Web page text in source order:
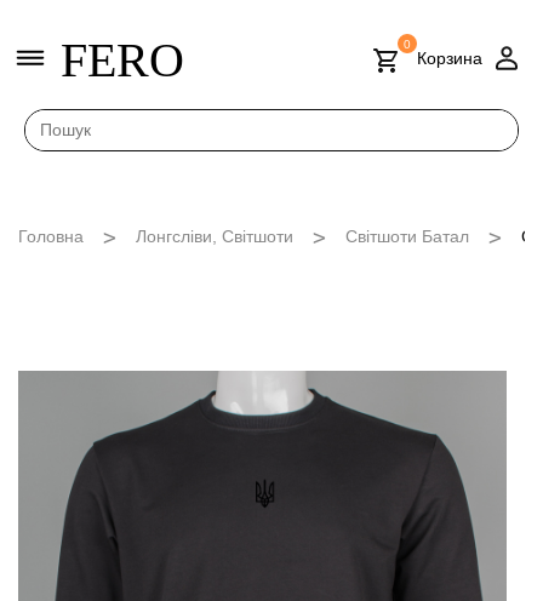
FERO 0
Корзина
Головна Лонгсліви, Світшоти Світшоти Батал